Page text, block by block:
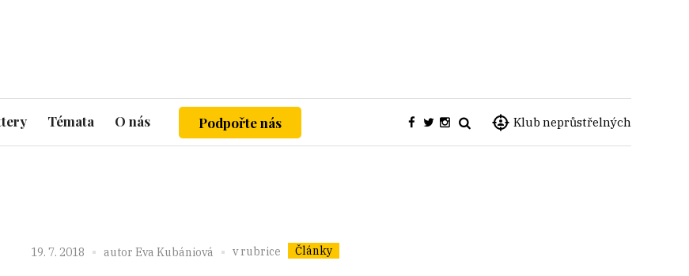
Klub neprůstřelných
Témata O nás Podpořte nás
19. 7. 2018 autor Eva Kubániová v rubrice Články